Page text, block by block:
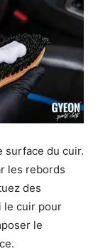
surface du cuir.
les rebords
des
le cuir pour
le